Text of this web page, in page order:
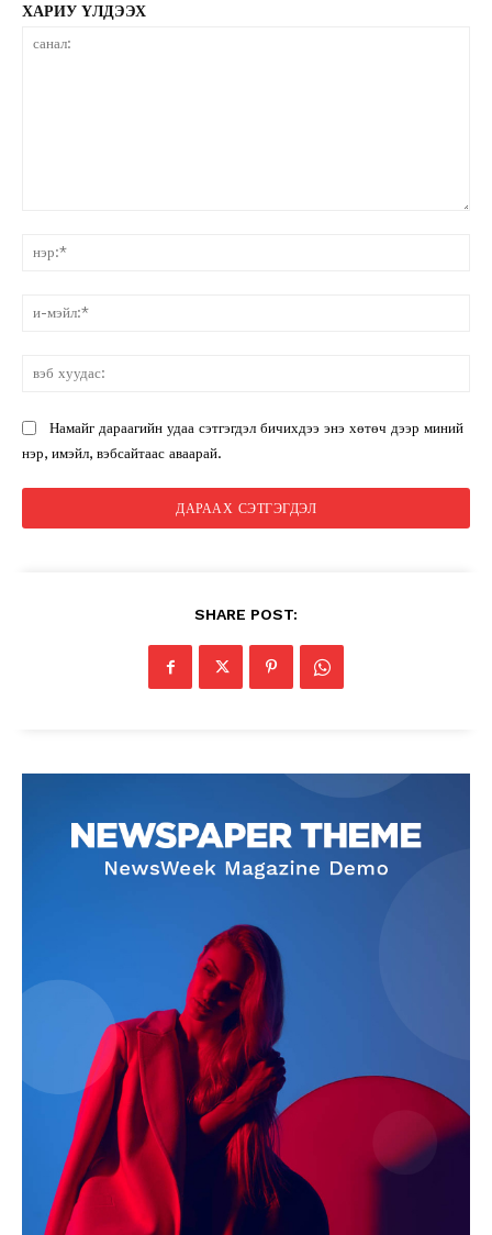
ХАРИУ ҮЛДЭЭХ
Намайг дараагийн удаа сэтгэгдэл бичихдээ энэ хөтөч дээр миний
нэр, имэйл, вэбсайтаас аваарай.
SHARE POST: